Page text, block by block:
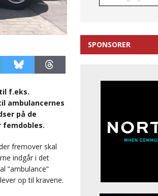
f.eks.
ambulancernes
på de
fremover skal
indgår i det
”ambulance”
op til kravene.
SPONSORER